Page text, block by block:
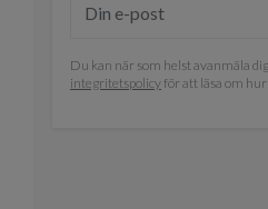
Du kan när som helst avanmäla
integritetspolicyför att läsa om